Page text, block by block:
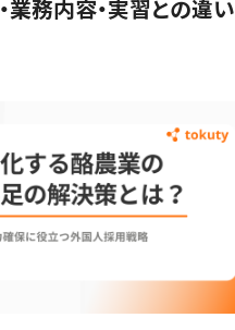
業務内容・実習との違い